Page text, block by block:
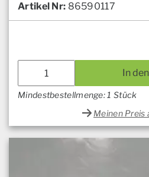
Artikel Nr: 86590117
In
Mindestbestellmenge: 1 Stück
Meinen Preis